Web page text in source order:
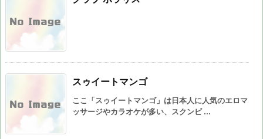
スゥイートマンゴ
ここ「スゥイートマンゴ」は日本人に人気のエロマ
ッサージやカラオケが多い、スクンビ ...